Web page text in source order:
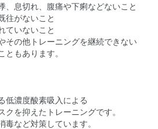
息切れ、腹痛や下痢などないこと
往がないこと
ていないこと
その他トレーニングを継続できない
ともあります。
低濃度酸素吸入による
クを抑えたトレーニングです。
毒など対策しています。